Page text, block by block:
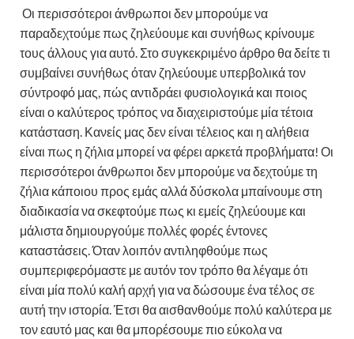
Οι περισσότεροι άνθρωποι δεν μπορούμε να
παραδεχτούμε πως ζηλεύουμε και συνήθως κρίνουμε
τους άλλους για αυτό. Στο συγκεκριμένο άρθρο θα δείτε τι
συμβαίνει συνήθως όταν ζηλεύουμε υπερβολικά τον
σύντροφό μας, πώς αντιδράει φυσιολογικά και ποιος
είναι ο καλύτερος τρόπος να διαχειριστούμε μία τέτοια
κατάσταση. Κανείς μας δεν είναι τέλειος και η αλήθεια
είναι πως η ζήλια μπορεί να φέρει αρκετά προβλήματα! Οι
περισσότεροι άνθρωποι δεν μπορούμε να δεχτούμε τη
ζήλια κάποιου προς εμάς αλλά δύσκολα μπαίνουμε στη
διαδικασία να σκεφτούμε πως κι εμείς ζηλεύουμε και
μάλιστα δημιουργούμε πολλές φορές έντονες
καταστάσεις. Όταν λοιπόν αντιληφθούμε πως
συμπεριφερόμαστε με αυτόν τον τρόπο θα λέγαμε ότι
είναι μία πολύ καλή αρχή για να δώσουμε ένα τέλος σε
αυτή την ιστορία. Έτσι θα αισθανθούμε πολύ καλύτερα με
τον εαυτό μας και θα μπορέσουμε πιο εύκολα να